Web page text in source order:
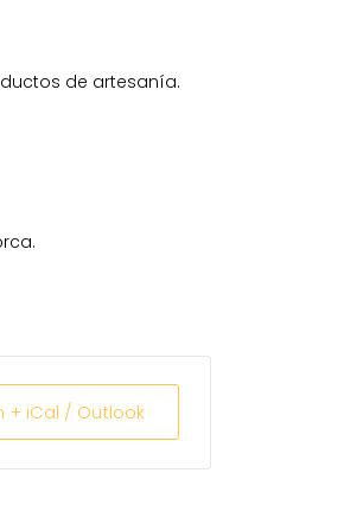
de artesanía.
+ iCal / Outlook